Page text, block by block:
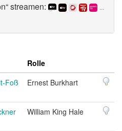
streamen: ...
Rolle
Foß Ernest Burkhart
William King Hale